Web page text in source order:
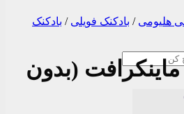
هلیومی / بادکنک فویلی / بادکنک
(بدون